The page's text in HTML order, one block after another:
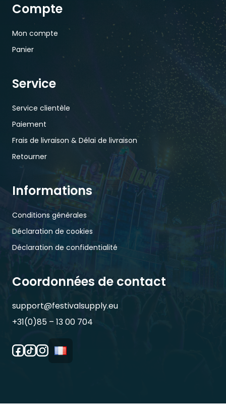
Compte
Mon compte
Panier
Service
Service clientèle
Paiement
Frais de livraison & Délai de livraison
Retourner
Informations
Conditions générales
Déclaration de cookies
Déclaration de confidentialité
Coordonnées de contact
support@festivalsupply.eu
+31(0)85 – 13 00 704